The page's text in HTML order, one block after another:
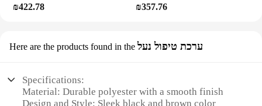
₪422.78 ₪357.76
Here are the products found in the ערכת טיפול נעל
Specifications:
Material: Durable polyester with a smooth finish
Design and Style: Sleek black and brown color